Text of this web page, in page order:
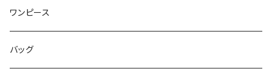
ワンピース
バッグ